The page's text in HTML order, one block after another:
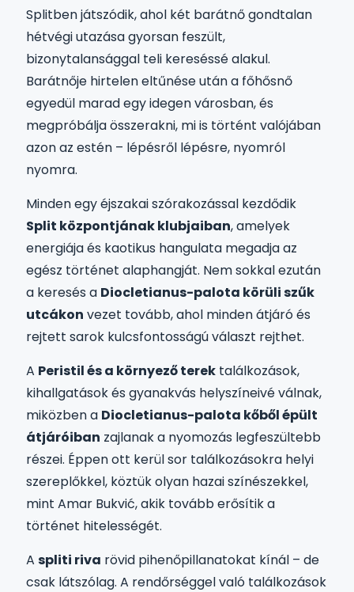
Splitben játszódik, ahol két barátnő gondtalan
hétvégi utazása gyorsan feszült,
bizonytalansággal teli kereséssé alakul.
Barátnője hirtelen eltűnése után a főhősnő
egyedül marad egy idegen városban, és
megpróbálja összerakni, mi is történt valójában
azon az estén – lépésről lépésre, nyomról
nyomra.
Minden egy éjszakai szórakozással kezdődik
Split központjának klubjaiban, amelyek
energiája és kaotikus hangulata megadja az
egész történet alaphangját. Nem sokkal ezután
a keresés a Diocletianus-palota körüli szűk
utcákon vezet tovább, ahol minden átjáró és
rejtett sarok kulcsfontosságú választ rejthet.
A Peristil és a környező terek találkozások,
kihallgatások és gyanakvás helyszíneivé válnak,
miközben a Diocletianus-palota kőből épült
átjáróiban zajlanak a nyomozás legfeszültebb
részei. Éppen ott kerül sor találkozásokra helyi
szereplőkkel, köztük olyan hazai színészekkel,
mint Amar Bukvić, akik tovább erősítik a
történet hitelességét.
A spliti riva rövid pihenőpillanatokat kínál – de
csak látszólag. A rendőrséggel való találkozások